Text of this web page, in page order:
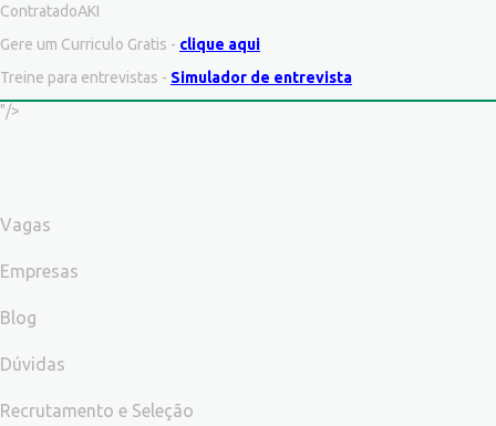
ContratadoAKI
Gere um Curriculo Gratis - clique aqui
Treine para entrevistas - Simulador de entrevista
"/>
Vagas
Empresas
Blog
Dúvidas
Recrutamento e Seleção